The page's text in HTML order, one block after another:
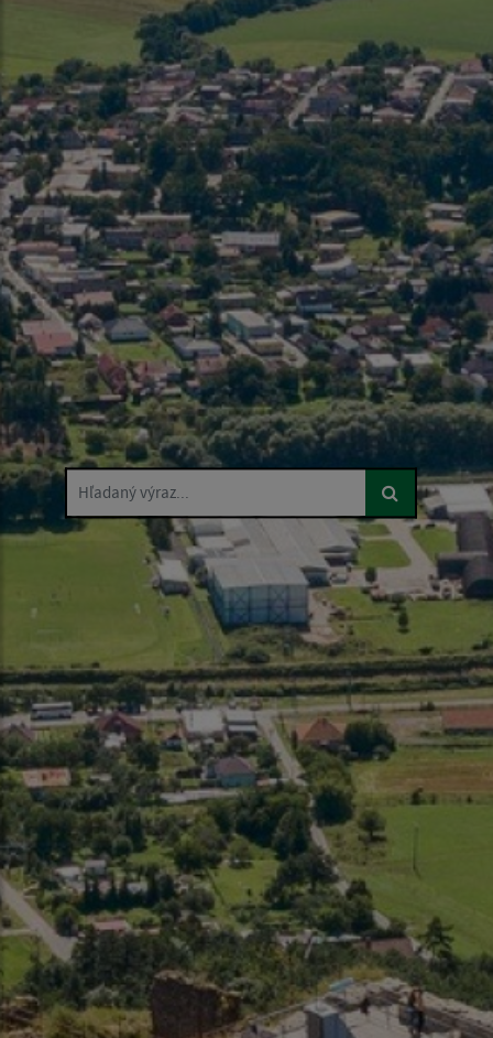
Hľadaný výraz...